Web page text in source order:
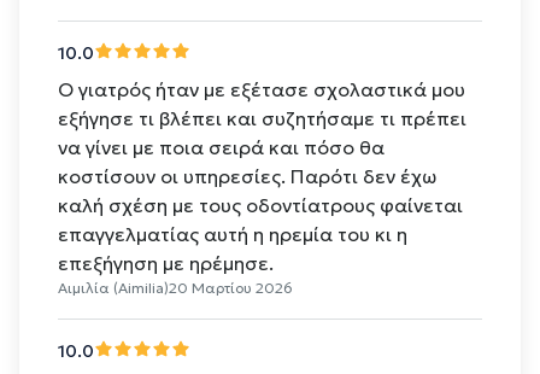
10.0
Ο γιατρός ήταν με εξέτασε σχολαστικά μου
εξήγησε τι βλέπει και συζητήσαμε τι πρέπει
να γίνει με ποια σειρά και πόσο θα
κοστίσουν οι υπηρεσίες. Παρότι δεν έχω
καλή σχέση με τους οδοντίατρους φαίνεται
επαγγελματίας αυτή η ηρεμία του κι η
επεξήγηση με ηρέμησε.
Αιμιλία (Aimilia)20 Μαρτίου 2026
10.0